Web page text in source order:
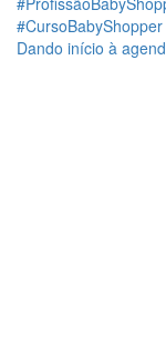
Dando início à